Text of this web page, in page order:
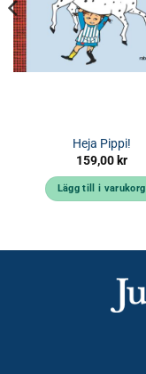
Heja Pippi!
159,00 kr
Lägg till i varukorg